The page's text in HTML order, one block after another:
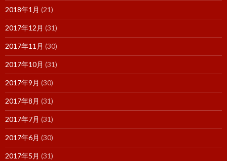
2018年1月 (21)
2017年12月 (31)
2017年11月 (30)
2017年10月 (31)
2017年9月 (30)
2017年8月 (31)
2017年7月 (31)
2017年6月 (30)
2017年5月 (31)